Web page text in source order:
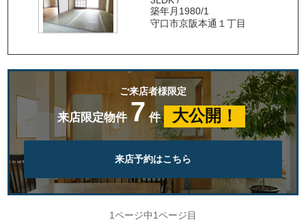
築年月1980/1
守口市京阪本通１丁目
ご来店者様限定
来店限定物件 7 件 大公開！
来店予約はこちら
1ページ中1ページ目